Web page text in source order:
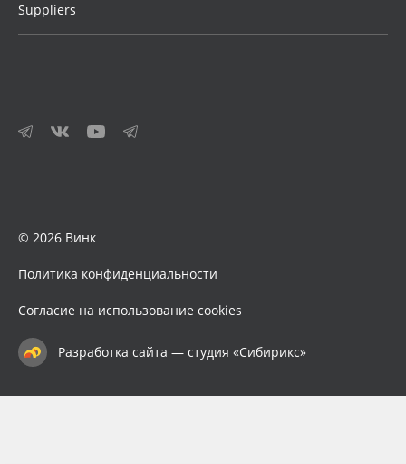
Suppliers
© 2026 Винк
Политика конфиденциальности
Согласие на использование cookies
Разработка сайта — студия «Сибирикс»